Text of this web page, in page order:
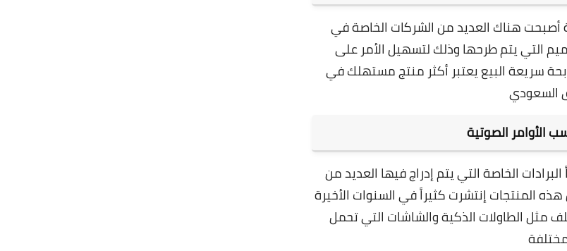
أصبحت هناك العديد من الشركات الخاصة في
التي يتم طرحها وذلك لتسهيل الأمر على
سريعة البيع يعتبر أكثر منتج مستهلك في
السعودي
الأوامر الصوتية
الخاصة التي يتم إدراج فيها العديد من
المنتجات إنتشرت كثيراً في السنوات الأخيرة
مثل الطاولات الذكية والشاشات التي تحمل